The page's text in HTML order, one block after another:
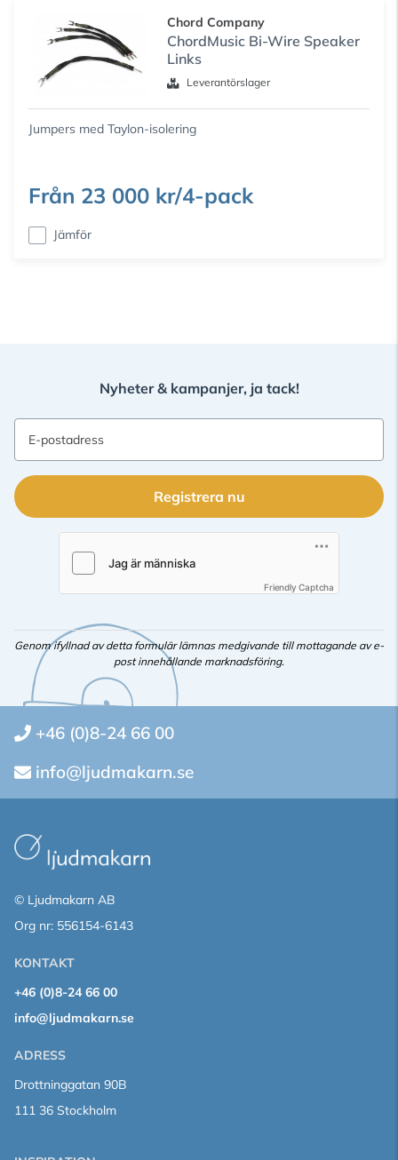
Chord Company
ChordMusic Bi-Wire Speaker
Links
Leverantörslager
Jumpers med Taylon-isolering
Från 23 000 kr/4-pack
Jämför
Nyheter & kampanjer, ja tack!
E-postadress
Registrera nu
Friendly Captcha
Genom ifyllnad av detta formulär lämnas medgivande till mottagande av e-
post innehållande marknadsföring.
+46 (0)8-24 66 00
info@ljudmakarn.se
© Ljudmakarn AB
Org nr: 556154-6143
KONTAKT
+46 (0)8-24 66 00
info@ljudmakarn.se
ADRESS
Drottninggatan 90B
111 36 Stockholm